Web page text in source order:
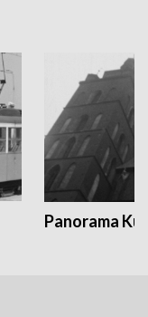
Panorama